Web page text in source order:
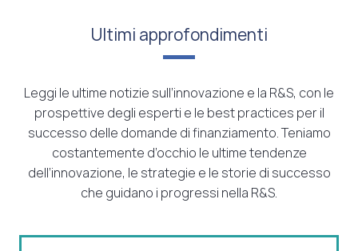
Ultimi approfondimenti
Leggi le ultime notizie sull’innovazione e la R&S, con le
prospettive degli esperti e le best practices per il
successo delle domande di finanziamento. Teniamo
costantemente d’occhio le ultime tendenze
dell’innovazione, le strategie e le storie di successo
che guidano i progressi nella R&S.